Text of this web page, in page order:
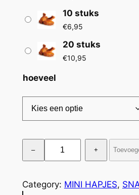
:
€
3
,
10 stuks
€6,95
20 stuks
€10,95
hoeveel
–
o
f
+
Category: MINI HAPJES,